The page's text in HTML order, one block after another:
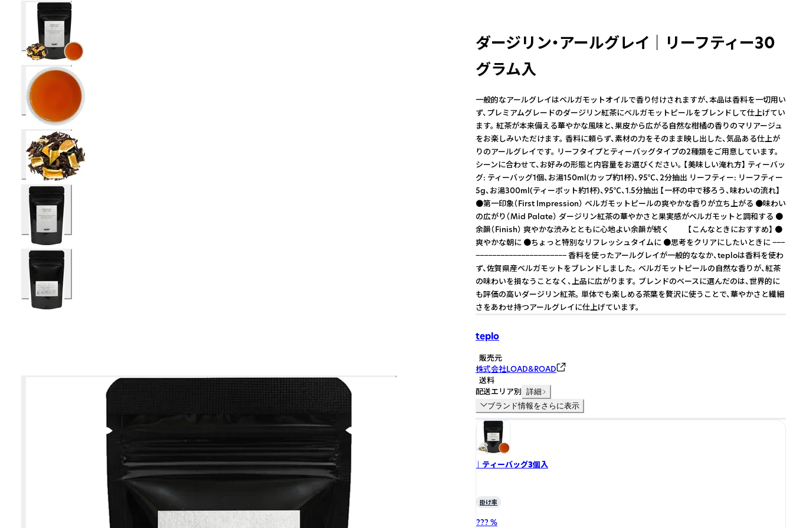
ダージリン・アールグレイ ｜ リーフティー30
グラム入
一般的なアールグレイはベルガモットオイルで香り付けされますが、本品は香料を一切用い
ず、プレミアムグレードのダージリン紅茶にベルガモットピールをブレンドして仕上げてい
ます。 紅茶が本来備える華やかな風味と、果皮から広がる自然な柑橘の香りのマリアージュ
をお楽しみいただけます。 香料に頼らず、素材の力をそのまま映し出した、気品ある仕上が
りのアールグレイです。 リーフタイプとティーバッグタイプの2種類をご用意しています。
シーンに合わせて、お好みの形態と内容量をお選びください。 【美味しい淹れ方】 ティーバッ
グ: ティーバッグ1個、お湯150ml(カップ約1杯)、95℃、2分抽出 リーフティー: リーフティー
5g、お湯300ml(ティーポット約1杯)、95℃、1.5分抽出 【一杯の中で移ろう、味わいの流れ】
●第一印象（First Impression） ベルガモットピールの爽やかな香りが立ち上がる ●味わい
の広がり（Mid Palate） ダージリン紅茶の華やかさと果実感がベルガモットと調和する ●
余韻（Finish） 爽やかな渋みとともに心地よい余韻が続く 【こんなときにおすすめ】 ●
爽やかな朝に ●ちょっと特別なリフレッシュタイムに ●思考をクリアにしたいときに −−−
−−−−−−−−−−−−−−−−−−−−−− 香料を使ったアールグレイが一般的ななか、teploは香料を使わ
ず、佐賀県産ベルガモットをブレンドしました。 ベルガモットピールの自然な香りが、紅茶
の味わいを損なうことなく、上品に広がります。 ブレンドのベースに選んだのは、世界的に
も評価の高いダージリン紅茶。 単体でも楽しめる茶葉を贅沢に使うことで、華やかさと繊細
さをあわせ持つアールグレイに仕上げています。
teplo
販売元
株式会社LOAD&ROAD
送料
配送エリア別 詳細
ブランド情報をさらに表示
｜ ティーバッグ3個入
掛け率
??? %